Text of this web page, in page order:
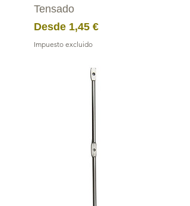
Tensado
Desde 1,45 €
Precio de oferta
Impuesto excluido